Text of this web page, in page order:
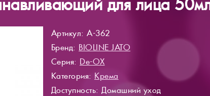
для лица
Артикул: A-362
Бренд: BIOLINE JATO
Серия: De-OX
Категория: Крема
Доступность: Домашний уход